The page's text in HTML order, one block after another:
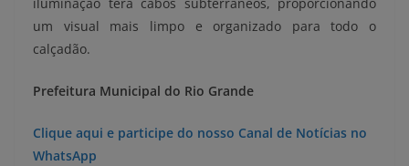
um visual mais limpo e organizado para todo o
calçadão.
Prefeitura Municipal do Rio Grande
Clique aqui e participe do nosso Canal de Notícias no
WhatsApp